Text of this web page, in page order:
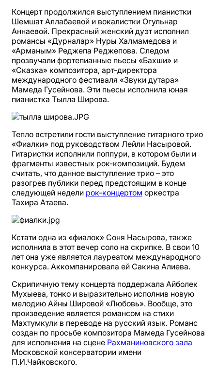
Концерт продолжился выступлением пианистки
Шемшат Аллабаевой и вокалистки Огульнар
Аннаевой. Прекрасный женский дуэт исполнил
романсы «Дурналар» Нуры Халмамедова и
«Арманым» Реджепа Реджепова. Следом
прозвучали фортепианные пьесы «Бахши» и
«Сказка» композитора, арт-директора
международного фестиваля «Звуки дутара»
Мамеда Гусейнова. Эти пьесы исполнила юная
пианистка Тылла Широва.
Тепло встретили гости выступление гитарного трио
«Фиалки» под руководством Лейли Насыровой.
Гитаристки исполнили поппури, в котором были и
фрагменты известных рок-композиций. Будем
считать, что данное выступление трио – это
разогрев публики перед предстоящим в конце
следующей недели рок-концертом оркестра
Тахира Атаева.
Кстати одна из «фиалок» Соня Насырова, также
исполнила в этот вечер соло на скрипке. В свои 10
лет она уже является лауреатом международного
конкурса. Аккомпанировала ей Сакина Алиева.
Скрипичную тему концерта поддержала Айболек
Мухыева, тонко и выразительно исполнив новую
мелодию Айны Шировой «Любовь». Вообще, это
произведение является романсом на стихи
Махтумкули в переводе на русский язык. Романс
создан по просьбе композитора Мамеда Гусейнова
для исполнения на сцене Рахманиновского зала
Московской консерватории имени
П.И.Чайковского.